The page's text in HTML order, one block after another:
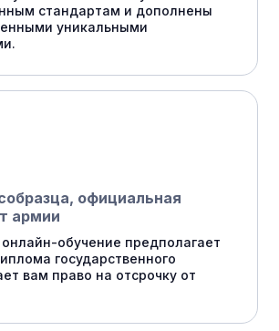
стандартам и дополнены
уникальными
официальная
армии
обучение предполагает
государственного
вам право на отсрочку от